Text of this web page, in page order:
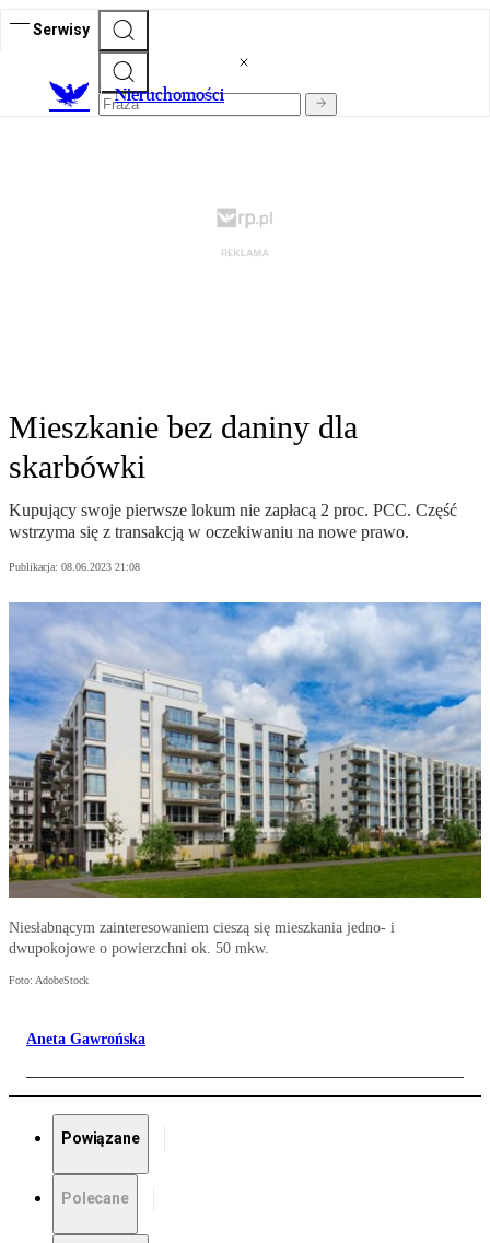
Serwisy
Nieruchomości
Mieszkanie bez daniny dla
skarbówki
Kupujący swoje pierwsze lokum nie zapłacą 2 proc. PCC. Część
wstrzyma się z transakcją w oczekiwaniu na nowe prawo.
Publikacja: 08.06.2023 21:08
Niesłabnącym zainteresowaniem cieszą się mieszkania jedno- i
dwupokojowe o powierzchni ok. 50 mkw.
Foto: AdobeStock
Aneta Gawrońska
Powiązane
Polecane